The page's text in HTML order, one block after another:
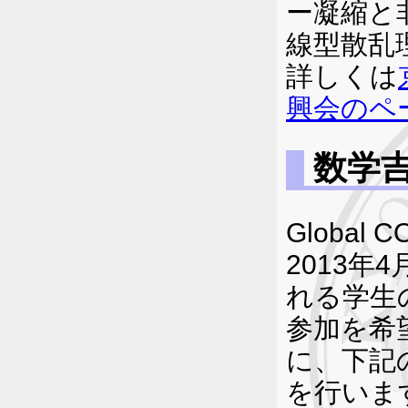
ー凝縮と
線型散乱
詳しくは
興会のペ
数学
Global
2013年4
れる学生
参加を希
に、下記
を行いま